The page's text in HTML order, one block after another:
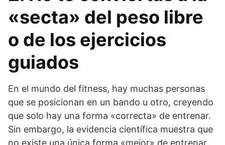
«secta» del peso libre
o de los ejercicios
guiados
En el mundo del fitness, hay muchas personas
que se posicionan en un bando u otro, creyendo
que solo hay una forma «correcta» de entrenar.
Sin embargo, la evidencia científica muestra que
no existe una única forma «mejor» de entrenar.